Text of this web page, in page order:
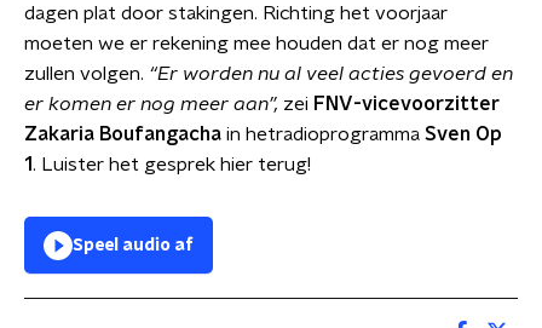
dagen plat door stakingen. Richting het voorjaar
moeten we er rekening mee houden dat er nog meer
zullen volgen. “Er worden nu al veel acties gevoerd en
er komen er nog meer aan”, zei FNV-vicevoorzitter
Zakaria Boufangacha in hetradioprogramma Sven Op
1 . Luister het gesprek hier terug!
Speel audio af